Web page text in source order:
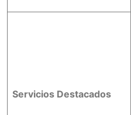
Servicios Destacados